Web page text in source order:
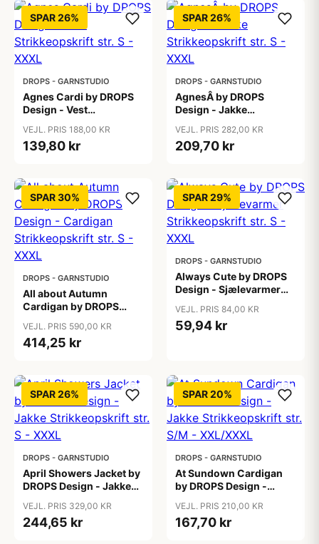
SPAR 26%
DROPS - GARNSTUDIO
Agnes Cardi by DROPS
Design - Vest
XXXL
VEJL. PRIS 188,00 KR
139,80 kr
SPAR 26%
DROPS - GARNSTUDIO
AgnesÂ by DROPS
Design - Jakke
XXXL
VEJL. PRIS 282,00 KR
209,70 kr
SPAR 30%
DROPS - GARNSTUDIO
All about Autumn
Cardigan by DROPS
Strikkeopskrift str. S -
XXXL
VEJL. PRIS 590,00 KR
414,25 kr
SPAR 29%
DROPS - GARNSTUDIO
Always Cute by DROPS
Design - Sjælevarmer
XXXL
VEJL. PRIS 84,00 KR
59,94 kr
SPAR 26%
DROPS - GARNSTUDIO
April Showers Jacket by
DROPS Design - Jakke
XXXL
VEJL. PRIS 329,00 KR
244,65 kr
SPAR 20%
DROPS - GARNSTUDIO
At Sundown Cardigan
by DROPS Design -
S/M - XXL/XXXL
VEJL. PRIS 210,00 KR
167,70 kr